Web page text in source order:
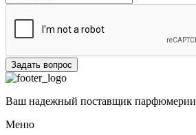
Задать вопрос
Ваш надежный поставщик парфюмерии
Меню